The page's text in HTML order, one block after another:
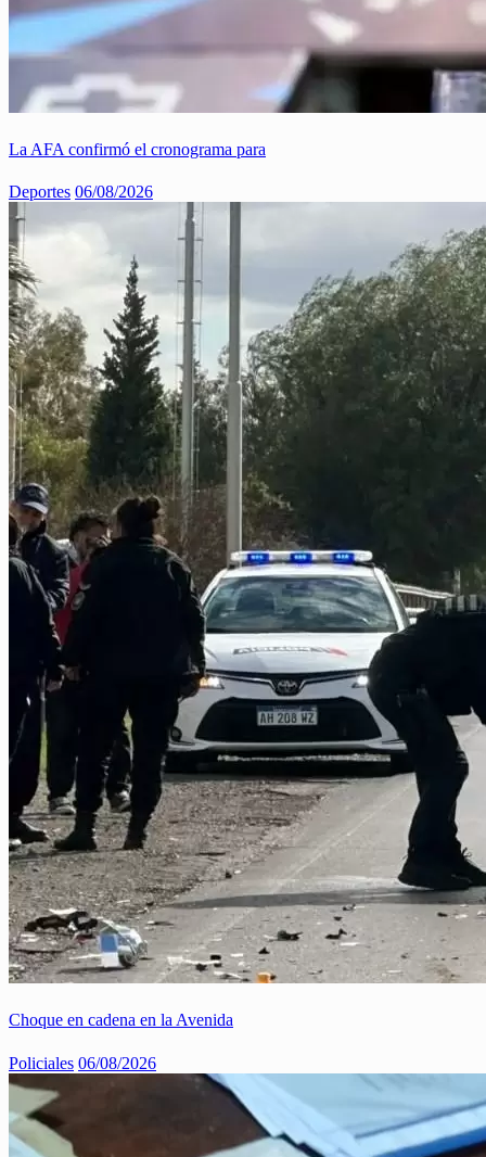
La AFA confirmó el cronograma para
Deportes 06/08/2026
Choque en cadena en la Avenida
Policiales 06/08/2026